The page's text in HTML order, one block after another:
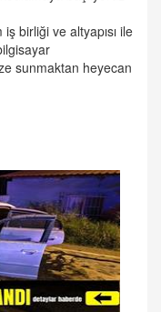
birliği ve altyapısı ile
sunmaktan heyecan